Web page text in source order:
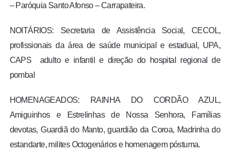
– Paróquia Santo Afonso – Carrapateira.
NOITÁRIOS: Secretaria de Assistência Social, CECOL,
profissionais da área de saúde municipal e estadual, UPA,
CAPS adulto e infantil e direção do hospital regional de
pombal
HOMENAGEADOS: RAINHA DO CORDÃO AZUL,
Amiguinhos e Estrelinhas de Nossa Senhora, Famílias
devotas, Guardiã do Manto, guardião da Coroa, Madrinha do
estandarte, milites Octogenários e homenagem póstuma.